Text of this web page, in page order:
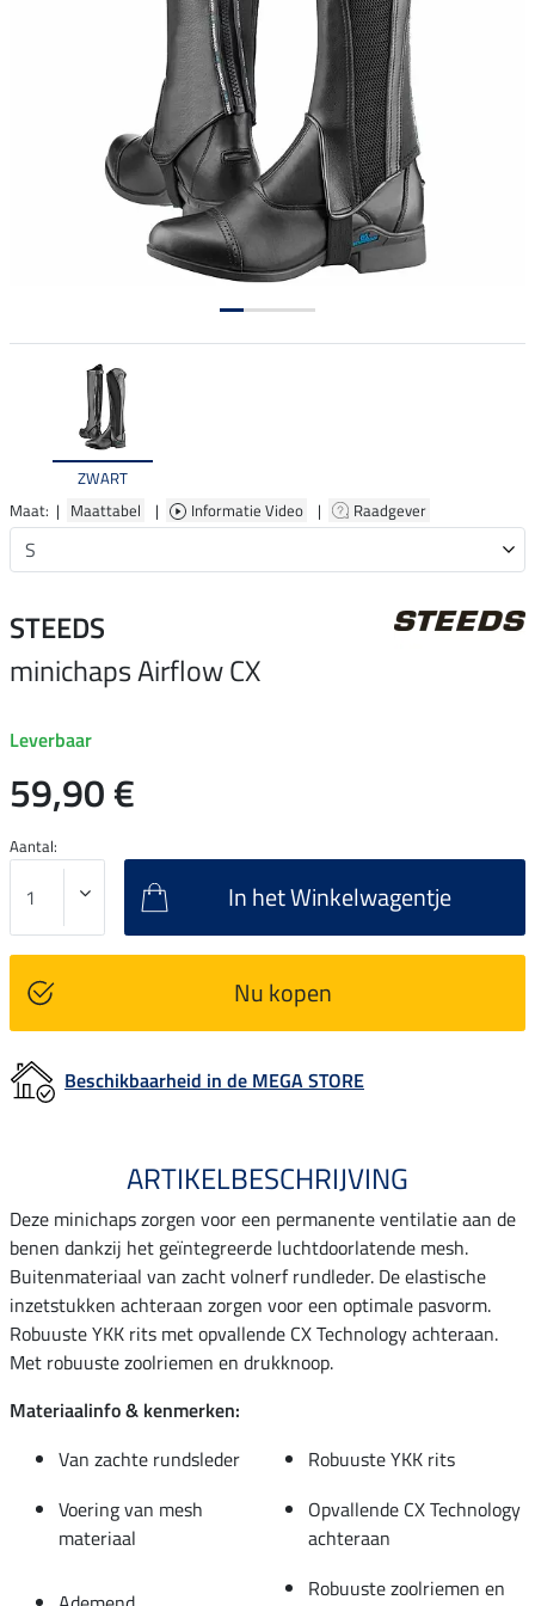
ZWART
Maat: | Maattabel | Informatie Video | Raadgever
STEEDS
minichaps Airflow CX
Leverbaar
59,90 €
Aantal:
In het Winkelwagentje
Nu kopen
Beschikbaarheid in de MEGA STORE
ARTIKELBESCHRIJVING
Deze minichaps zorgen voor een permanente ventilatie aan de
benen dankzij het geïntegreerde luchtdoorlatende mesh.
Buitenmateriaal van zacht volnerf rundleder. De elastische
inzetstukken achteraan zorgen voor een optimale pasvorm.
Robuuste YKK rits met opvallende CX Technology achteraan.
Met robuuste zoolriemen en drukknoop.
Materiaalinfo & kenmerken:
Van zachte rundsleder
Robuuste YKK rits
Voering van mesh
materiaal
Opvallende CX Technology
achteraan
Robuuste zoolriemen en